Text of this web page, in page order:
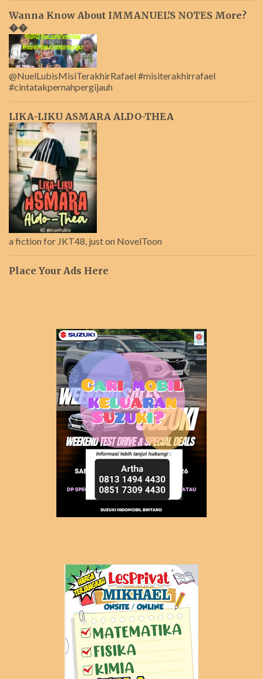
Wanna Know About IMMANUEL'S NOTES More?
��
@NuelLubisMisiTerakhirRafael #misiterakhirrafael
#cintatakpernahpergijauh
LIKA-LIKU ASMARA ALDO-THEA
a fiction for JKT48, just on NovelToon
Place Your Ads Here